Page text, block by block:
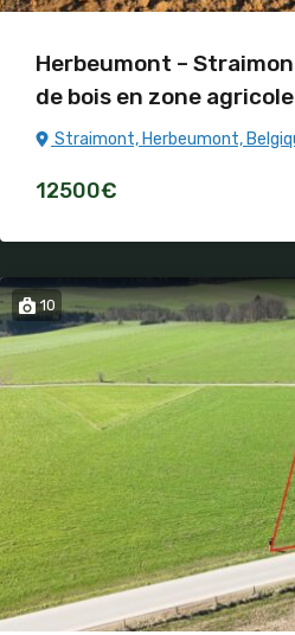
Herbeumont –
de bois en zone
Straimont, Herbeumont,
12500€
10